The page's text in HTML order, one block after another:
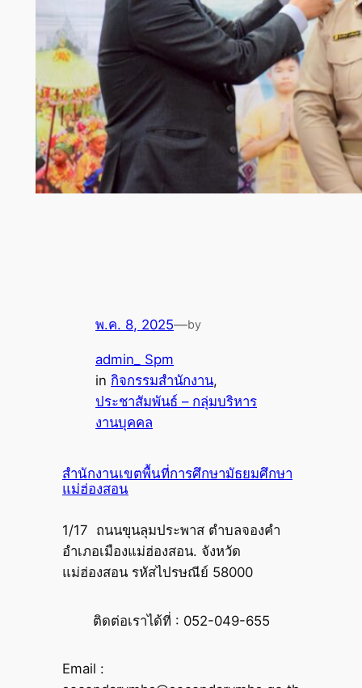
พ.ค. 8, 2025—by
admin_ Spm
in กิจกรรมสำนักงาน
ประชาสัมพันธ์ – กลุ่มบริหาร
งานบุคคล
สำนักงานเขตพื้นที่การศึกษามัธยมศึกษา
แม่ฮ่องสอน
1/17 ถนนขุนลุมประพาส ตำบลจองคำ
อำเภอเมืองแม่ฮ่องสอน. จังหวัด
แม่ฮ่องสอน รหัสไปรษณีย์ 58000
ติดต่อเราได้ที่ : 052-049-655
Email :